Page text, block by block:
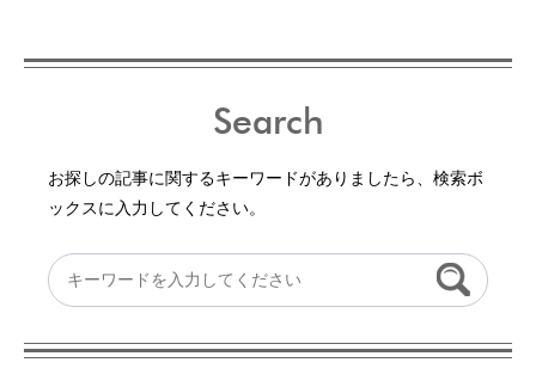
Search
お探しの記事に関するキーワードがありましたら、検索ボ
ックスに入力してください。